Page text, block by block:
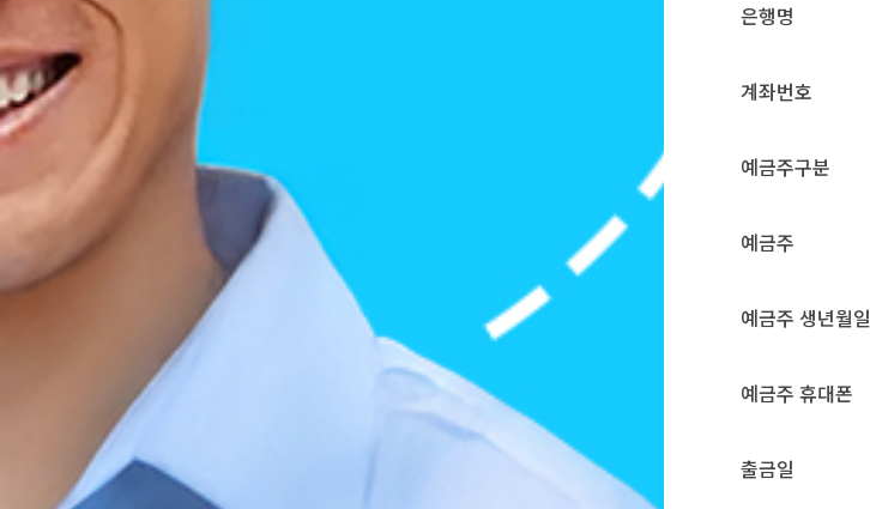
은행명
계좌번호
예금주구분
예금주
예금주 생년월일
예금주 휴대폰
출금일